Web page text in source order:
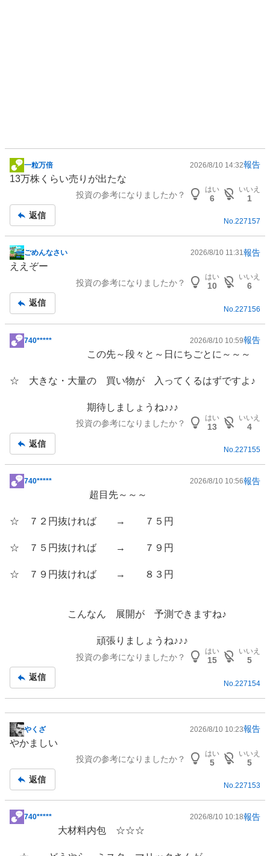
掲
示
事
一粒万倍 2026/8/10 14:32報告
13万株くらい売りが出たな
投資の参考になりましたか？
はい
6
いいえ
1
返信
No.227157
掲
示
事
ごめんなさい 2026/8/10 11:31報告
ええぞー
投資の参考になりましたか？
はい
10
いいえ
6
返信
No. 227156
掲
記
740***** 2026/8/10 10:59報告
この先～段々と～日にちごとに～～～
☆ 大きな・大量の 買い物が 入ってくるはずですよ♪
期待しましょうね♪♪♪
投資の参考になりましたか？
はい
13
いいえ
4
返信
No.227155
掲
記
740***** 2026/8/10 10:56報告
超目先～～～
☆ ７２円抜ければ → ７５円
☆ ７５円抜ければ → ７９円
☆ ７９円抜ければ → ８３円
こんなん 展開が 予測できますね♪
頑張りましょうね♪♪♪
投資の参考になりましたか？
はい
15
いいえ
5
返信
No. 227154
掲
示
事
やくざ 2026/8/10 10:23報告
やかましい
投資の参考になりましたか？
はい
5
いいえ
5
返信
No.227153
掲
740***** 2026/8/10 10:18報告
大材料内包 ☆☆☆